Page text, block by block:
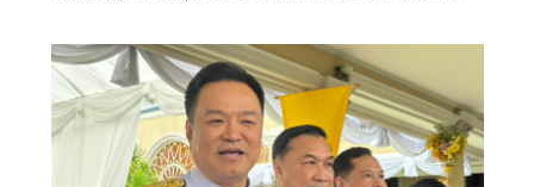
พรรคภูมิใจไทย ก็จำเป็นต้องพูดคุยกับพรรคประชาชนด้วยว่า